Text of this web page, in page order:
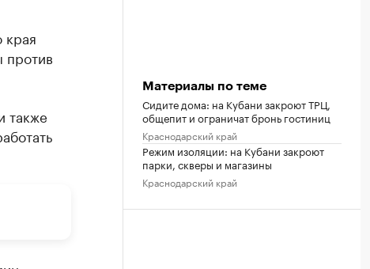
края
против
также
Материалы по теме
Сидите дома: на Кубани закроют ТРЦ,
общепит и ограничат бронь гостиниц
Краснодарский край
Режим изоляции: на Кубани закроют
парки, скверы и магазины
Краснодарский край